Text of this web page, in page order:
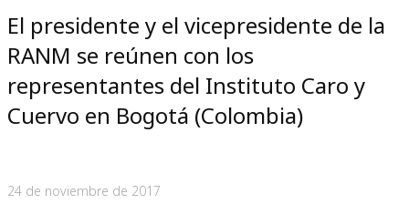
El presidente y el vicepresidente de la
RANM se reúnen con los
representantes del Instituto Caro y
Cuervo en Bogotá (Colombia)
24 de noviembre de 2017